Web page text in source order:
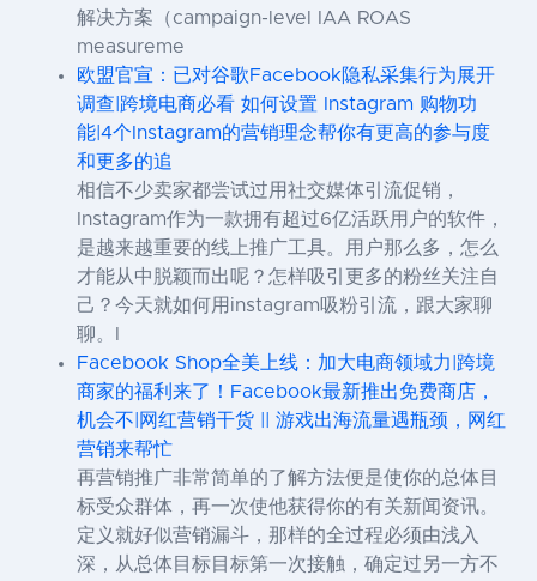
解决方案（campaign-level IAA ROAS
measureme
欧盟官宣：已对谷歌Facebook隐私采集行为展开
调查|跨境电商必看 如何设置 Instagram 购物功
能|4个Instagram的营销理念帮你有更高的参与度
和更多的追
相信不少卖家都尝试过用社交媒体引流促销，
Instagram作为一款拥有超过6亿活跃用户的软件，
是越来越重要的线上推广工具。用户那么多，怎么
才能从中脱颖而出呢？怎样吸引更多的粉丝关注自
己？今天就如何用instagram吸粉引流，跟大家聊
聊。I
Facebook Shop全美上线：加大电商领域力|跨境
商家的福利来了！Facebook最新推出免费商店，
机会不|网红营销干货 || 游戏出海流量遇瓶颈，网红
营销来帮忙
再营销推广非常简单的了解方法便是使你的总体目
标受众群体，再一次使他获得你的有关新闻资讯。
定义就好似营销漏斗，那样的全过程必须由浅入
深，从总体目标目标第一次接触，确定过另一方不